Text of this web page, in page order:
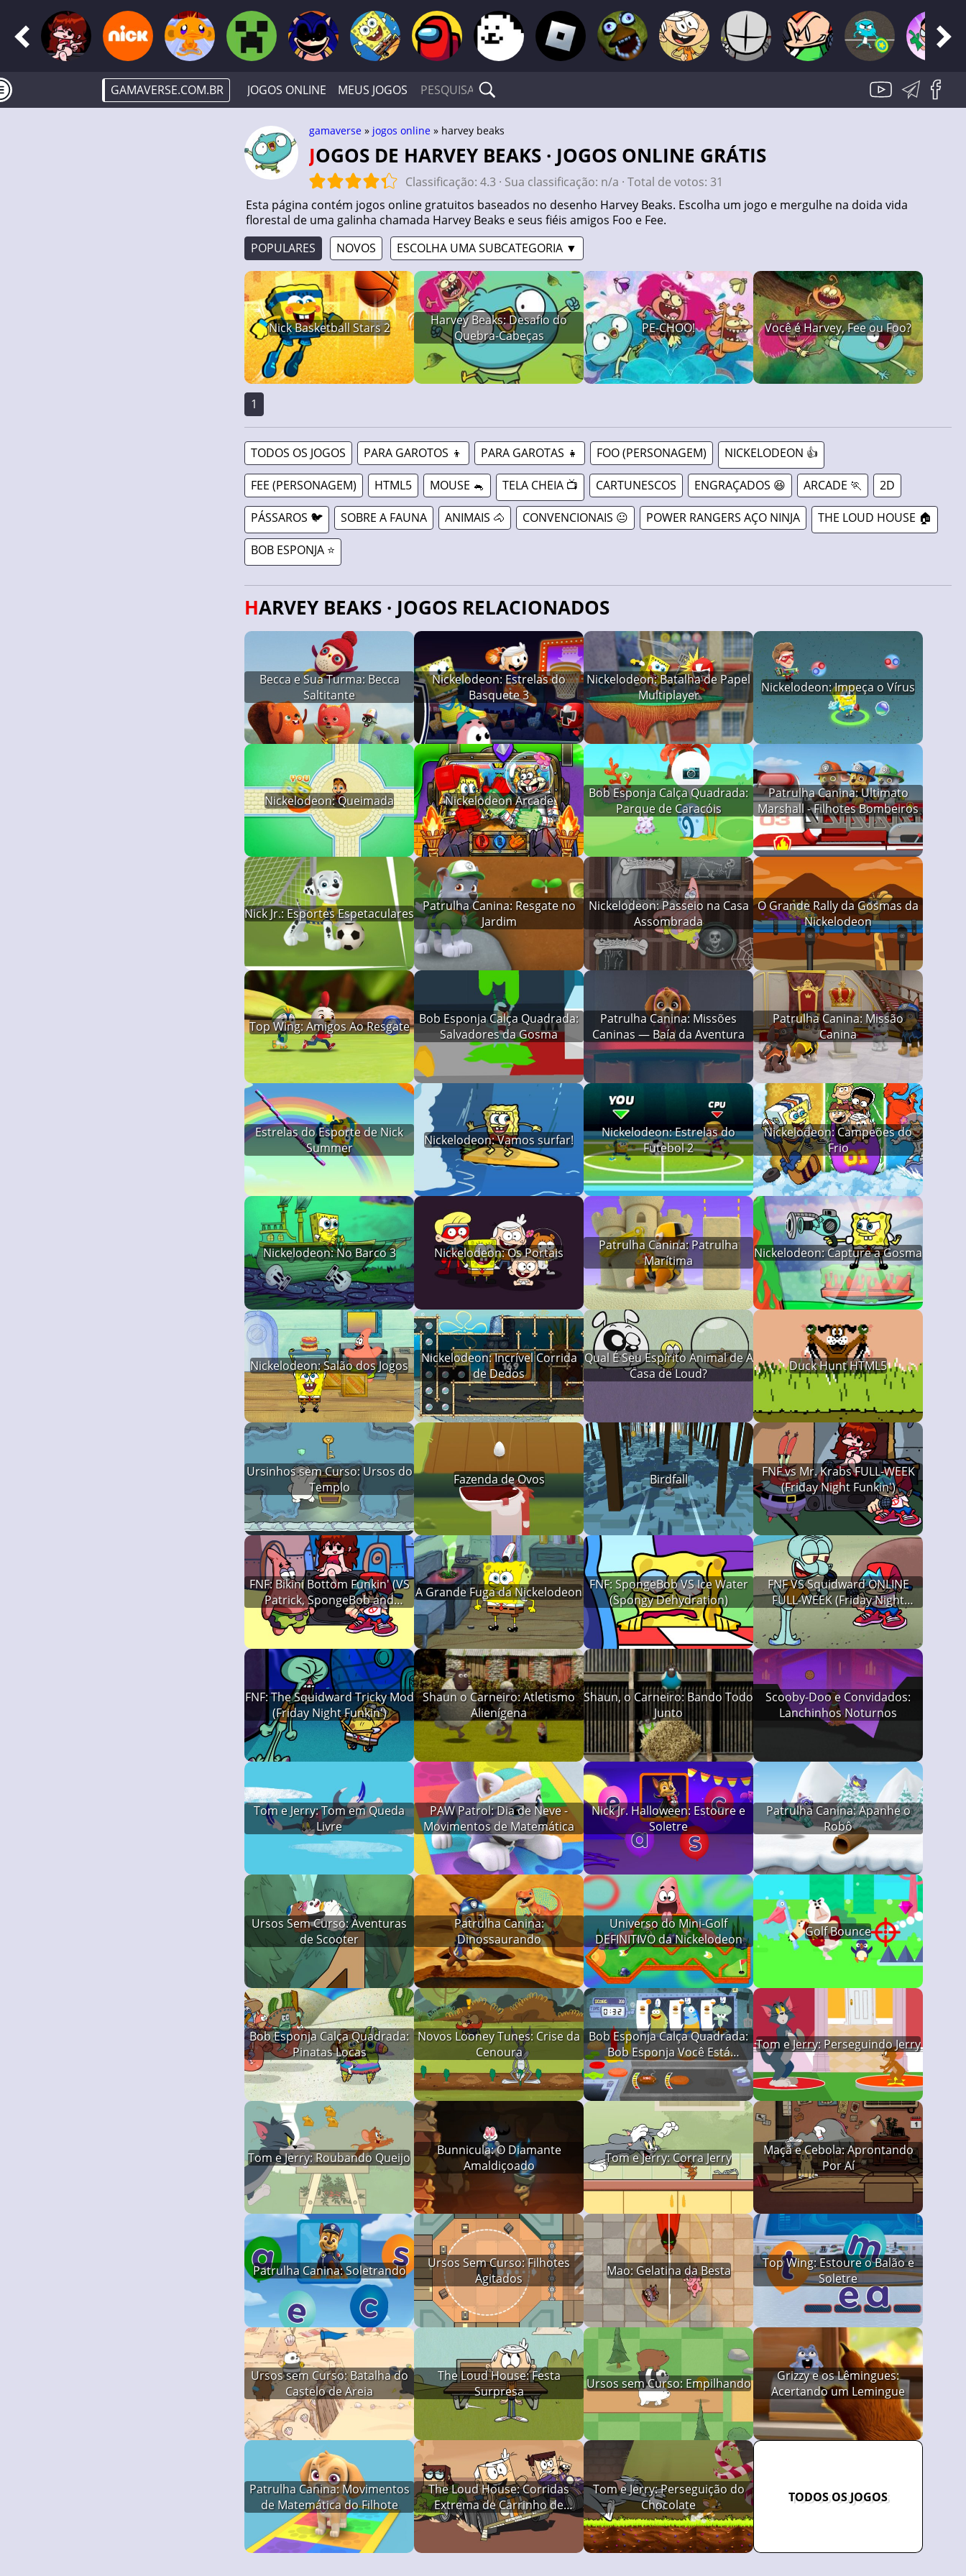
GAMAVERSE.COM.BR JOGOS ONLINE MEUS JOGOS
gamaverse » jogos online » harvey beaks
JOGOS DE HARVEY BEAKS · JOGOS ONLINE GRÁTIS
Classificação: 4.3 · Sua classificação: n/a · Total de votos: 31
Esta página contém jogos online gratuitos baseados no desenho Harvey Beaks. Escolha um jogo e mergulhe na doida vida
florestal de uma galinha chamada Harvey Beaks e seus fiéis amigos Foo e Fee.
POPULARES
NOVOS ESCOLHA UMA SUBCATEGORIA ▼
Nick Basketball Stars 2
Harvey Beaks: Desafio do
Quebra-Cabeças
PE-CHOO! Você é Harvey, Fee ou Foo?
1
TODOS OS JOGOS PARA GAROTOS 👦 PARA GAROTAS 👧 FOO (PERSONAGEM) NICKELODEON 👍
FEE (PERSONAGEM) HTML5 MOUSE 🐁 TELA CHEIA 📺 CARTUNESCOS ENGRAÇADOS 😆 ARCADE 🏃 2D
PÁSSAROS 🐦 SOBRE A FAUNA ANIMAIS 🐴 CONVENCIONAIS 😐 POWER RANGERS AÇO NINJA THE LOUD HOUSE 🏠
BOB ESPONJA ⭐
HARVEY BEAKS · JOGOS RELACIONADOS
Becca e Sua Turma: Becca
Saltitante
Nickelodeon: Estrelas do
Basquete 3
Nickelodeon: Batalha de Papel
Multiplayer
Nickelodeon: Impeça o Vírus
Nickelodeon: Queimada Nickelodeon Arcade
Bob Esponja Calça Quadrada:
Parque de Caracóis
Patrulha Canina: Ultimato
Marshall - Filhotes Bombeiros
Nick Jr.: Esportes Espetaculares Patrulha Canina: Resgate no
Jardim
Nickelodeon: Passeio na Casa
Assombrada
O Grande Rally da Gosmas da
Nickelodeon
Top Wing: Amigos Ao Resgate
Bob Esponja Calça Quadrada:
Salvadores da Gosma
Patrulha Canina: Missões
Caninas — Baía da Aventura
Patrulha Canina: Missão
Canina
Estrelas do Esporte de Nick
Summer
Nickelodeon: Vamos surfar!
Nickelodeon: Estrelas do
Futebol 2
Nickelodeon: Campeões do
Frio
Nickelodeon: No Barco 3 Nickelodeon: Os Portais
Patrulha Canina: Patrulha
Marítima
Nickelodeon: Capture a Gosma
Nickelodeon: Salão dos Jogos
Nickelodeon: Incrível Corrida
de Dedos
Qual É Seu Espírito Animal de A
Casa de Loud?
Duck Hunt HTML5
Ursinhos sem Curso: Ursos do
Templo
Fazenda de Ovos Birdfall
FNF vs Mr. Krabs FULL-WEEK
(Friday Night Funkin')
FNF: Bikini Bottom Funkin' (VS
Patrick, SpongeBob and
Squidward)
A Grande Fuga da Nickelodeon FNF: SpongeBob VS Ice Water
(Spongy Dehydration)
FNF VS Squidward ONLINE
FULL-WEEK (Friday Night
Funkin')
FNF: The Squidward Tricky Mod
(Friday Night Funkin')
Shaun o Carneiro: Atletismo
Alienígena
Shaun, o Carneiro: Bando Todo
Junto
Scooby-Doo e Convidados:
Lanchinhos Noturnos
Tom e Jerry: Tom em Queda
Livre
PAW Patrol: Dia de Neve -
Movimentos de Matemática
Nick Jr. Halloween: Estoure e
Soletre
Patrulha Canina: Apanhe o
Robô
Ursos Sem Curso: Aventuras
de Scooter
Patrulha Canina:
Dinossaurando
Universo do Mini-Golf
DEFINITIVO da Nickelodeon
Golf Bounce
Bob Esponja Calça Quadrada:
Pinatas Locas
Novos Looney Tunes: Crise da
Cenoura
Bob Esponja Calça Quadrada:
Bob Esponja Você Está
Demitido
Tom e Jerry: Perseguindo Jerry
Tom e Jerry: Roubando Queijo
Bunnicula: O Diamante
Amaldiçoado
Tom e Jerry: Corra Jerry
Maçã e Cebola: Aprontando
Por Aí
Patrulha Canina: Soletrando
Ursos Sem Curso: Filhotes
Agitados
Mao: Gelatina da Besta
Top Wing: Estoure o Balão e
Soletre
Ursos sem Curso: Batalha do
Castelo de Areia
The Loud House: Festa
Surpresa
Ursos sem Curso: Empilhando
Grizzy e os Lêmingues:
Acertando um Lemingue
Patrulha Canina: Movimentos
de Matemática do Filhote
The Loud House: Corridas
Extrema de Carrinho de
Papelão
Tom e Jerry: Perseguição do
Chocolate
TODOS OS JOGOS